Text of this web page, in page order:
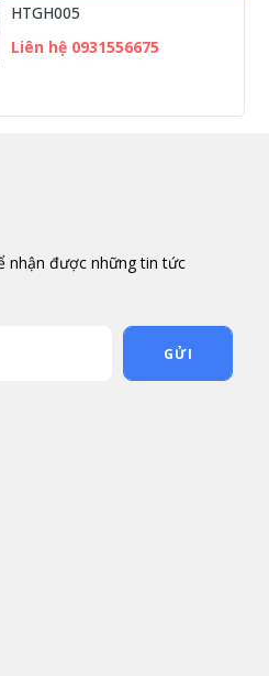
HTGH005
Liên hệ 0931556675
nhận được những tin tức
GỬI